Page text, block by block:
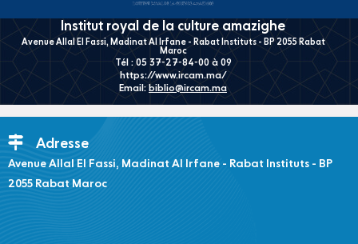
Institut royal de la culture amazighe
Avenue Allal El Fassi, Madinat Al Irfane - Rabat Instituts - BP 2055 Rabat
Maroc
Tél : 05 37-27-84-00 à 09
https://www.ircam.ma/
Email: biblio@ircam.ma
Adresse
Avenue Allal El Fassi, Madinat Al Irfane - Rabat Instituts - BP
2055 Rabat Maroc